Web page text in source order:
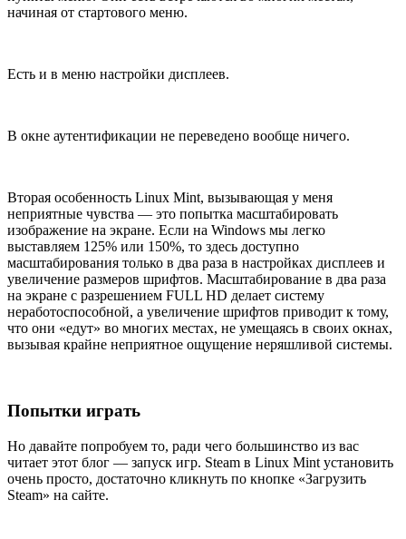
начиная от стартового меню.
Есть и в меню настройки дисплеев.
В окне аутентификации не переведено вообще ничего.
Вторая особенность Linux Mint, вызывающая у меня
неприятные чувства — это попытка масштабировать
изображение на экране. Если на Windows мы легко
выставляем 125% или 150%, то здесь доступно
масштабирования только в два раза в настройках дисплеев и
увеличение размеров шрифтов. Масштабирование в два раза
на экране с разрешением FULL HD делает систему
неработоспособной, а увеличение шрифтов приводит к тому,
что они «едут» во многих местах, не умещаясь в своих окнах,
вызывая крайне неприятное ощущение неряшливой системы.
Попытки играть
Но давайте попробуем то, ради чего большинство из вас
читает этот блог — запуск игр. Steam в Linux Mint установить
очень просто, достаточно кликнуть по кнопке «Загрузить
Steam» на сайте.